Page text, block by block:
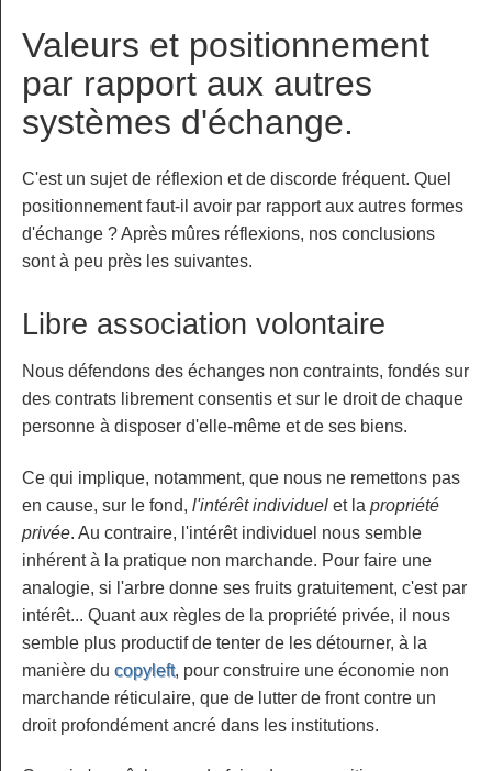
Valeurs et positionnement
par rapport aux autres
systèmes d'échange.
C'est un sujet de réflexion et de discorde fréquent. Quel
positionnement faut-il avoir par rapport aux autres formes
d'échange ? Après mûres réflexions, nos conclusions
sont à peu près les suivantes.
Libre association volontaire
Nous défendons des échanges non contraints, fondés sur
des contrats librement consentis et sur le droit de chaque
personne à disposer d'elle-même et de ses biens.
Ce qui implique, notamment, que nous ne remettons pas
en cause, sur le fond, l'intérêt individuel et la propriété
privée. Au contraire, l'intérêt individuel nous semble
inhérent à la pratique non marchande. Pour faire une
analogie, si l'arbre donne ses fruits gratuitement, c'est par
intérêt... Quant aux règles de la propriété privée, il nous
semble plus productif de tenter de les détourner, à la
manière du copyleft, pour construire une économie non
marchande réticulaire, que de lutter de front contre un
droit profondément ancré dans les institutions.